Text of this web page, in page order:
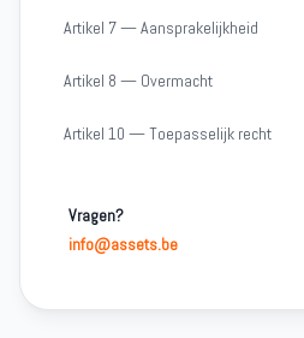
Artikel 7 — Aansprakelijkheid
Artikel 8 — Overmacht
Artikel 10 — Toepasselijk recht
Vragen?
info@assets.be